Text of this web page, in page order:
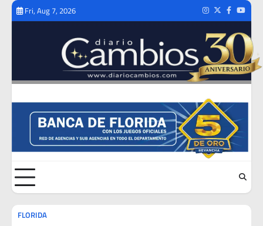
Skip
Fri, Aug 7, 2026 Instagram
TwitterFacebook
FLORIDA